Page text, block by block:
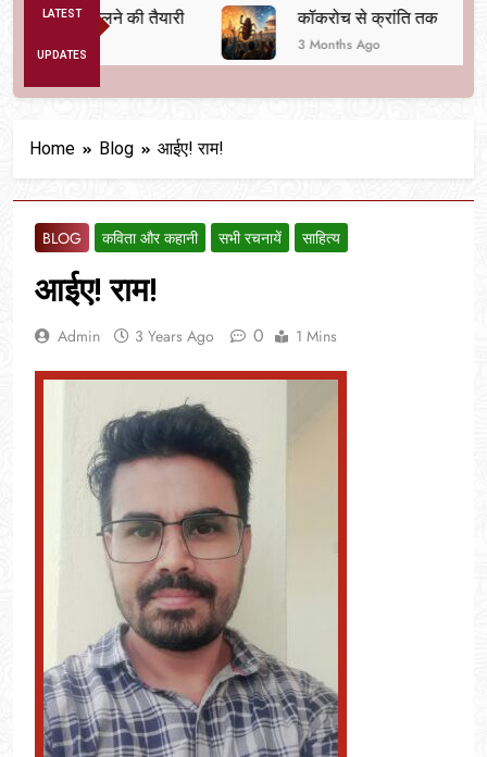
LATEST
UPDATES
बदलने की तैयारी कॉकरोच से क्रांति तक
3 Months Ago
Home Blog आईए! राम!
BLOG कविता और कहानी सभी रचनायें साहित्य
आईए! राम!
Admin 3 Years Ago 0 1 Mins